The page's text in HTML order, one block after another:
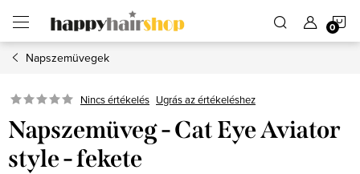
fő
tartalomhozNapszemüvegek
Nincs értékelés Ugrás az értékeléshez
Napszemüveg - Cat Eye Aviator
style - fekete